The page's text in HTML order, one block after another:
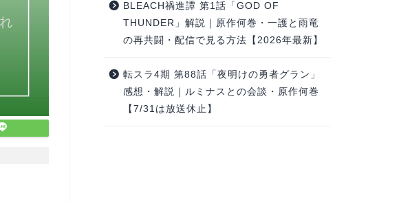
BLEACH禍進譚 第1話「GOD OF
THUNDER」解説｜原作何巻・一護と雨竜
の再共闘・配信で見る方法【2026年最新】
転スラ4期 第88話「夜明けの勇者グラン」
感想・解説｜ルミナスとの会談・原作何巻
【7/31は放送休止】